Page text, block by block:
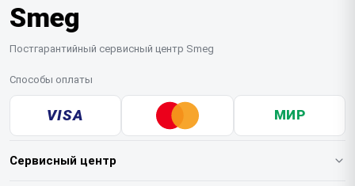
Smeg
Постгарантийный сервисный центр Smeg
Способы оплаты
VISA МИР
Сервисный центр